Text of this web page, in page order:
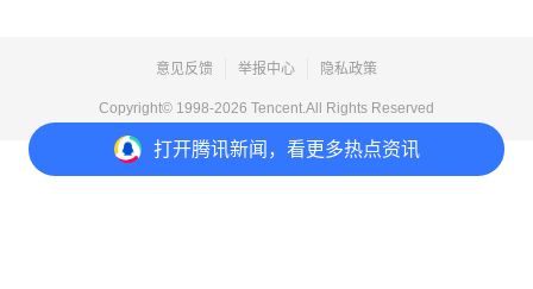
打开腾讯新闻，看更多热点资讯
意见反馈 举报中心 隐私政策
Copyright© 1998-2026 Tencent.All Rights Reserved